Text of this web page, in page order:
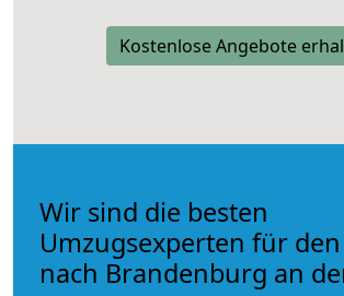
Kostenlose Angebote
Wir sind die besten
Umzugsexperten für
nach Brandenburg an